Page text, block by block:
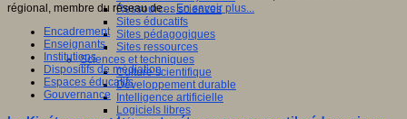
Ressources sciences
Sites éducatifs
Sites pédagogiques
Sites ressources
Sciences et techniques
Culture scientifique
Développement durable
Intelligence artificielle
Logiciels libres
régional, membre du réseau de… En savoir plus...
Encadrement
Enseignants
Institutions
Dispositifs de médiation
Espaces éducatifs
Gouvernance